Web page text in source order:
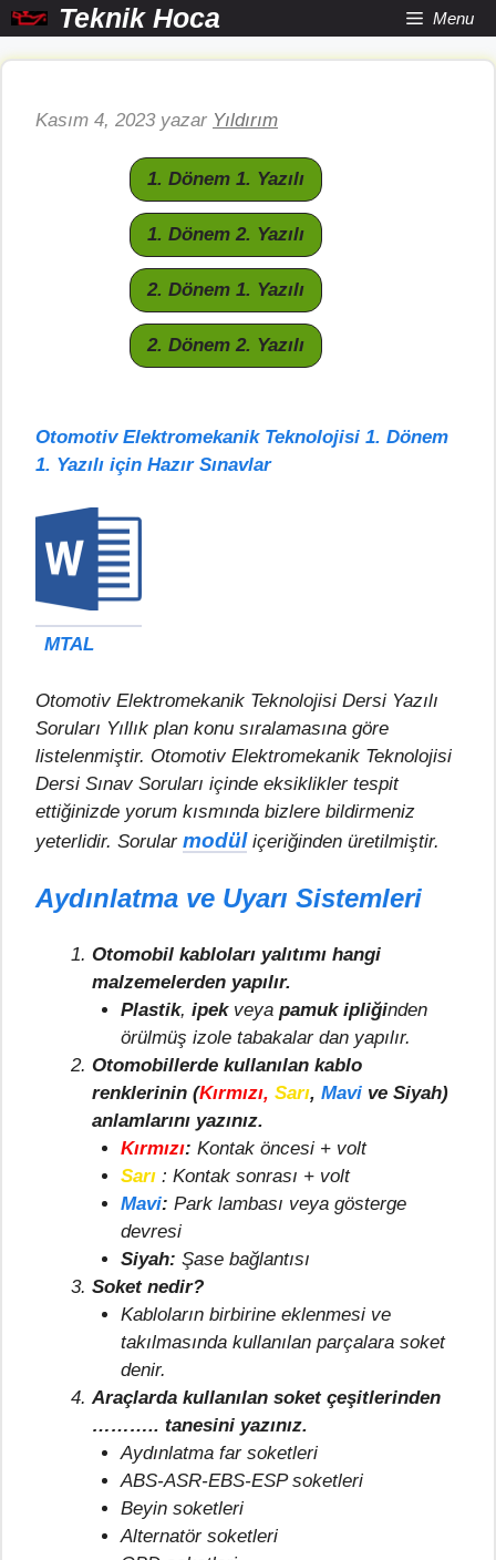
İçeriğe
atla
Teknik Hoca Menu
Kasım 4, 2023 yazar Yıldırım
1. Dönem 1. Yazılı
1. Dönem 2. Yazılı
2. Dönem 1. Yazılı
2. Dönem 2. Yazılı
Otomotiv Elektromekanik Teknolojisi 1. Dönem
1. Yazılı için Hazır Sınavlar
MTAL
Otomotiv Elektromekanik Teknolojisi Dersi Yazılı
Soruları Yıllık plan konu sıralamasına göre
listelenmiştir. Otomotiv Elektromekanik Teknolojisi
Dersi Sınav Soruları içinde eksiklikler tespit
ettiğinizde yorum kısmında bizlere bildirmeniz
yeterlidir. Sorular modül içeriğinden üretilmiştir.
Aydınlatma ve Uyarı Sistemleri
Otomobil kabloları yalıtımı hangi
malzemelerden yapılır.
Plastik, ipekveya pamuk ipliğinden
örülmüş izole tabakalar dan yapılır.
Otomobillerde kullanılan kablo
renklerinin (Kırmızı, Sarı, Mavi ve Siyah)
anlamlarını yazınız.
Kırmızı: Kontak öncesi + volt
Sarı: Kontak sonrası + volt
Mavi: Park lambası veya gösterge
devresi
Siyah: Şase bağlantısı
Soket nedir?
Kabloların birbirine eklenmesi ve
takılmasında kullanılan parçalara soket
denir.
Araçlarda kullanılan soket çeşitlerinden
……….. tanesini yazınız.
Aydınlatma far soketleri
ABS-ASR-EBS-ESP soketleri
Beyin soketleri
Alternatör soketleri